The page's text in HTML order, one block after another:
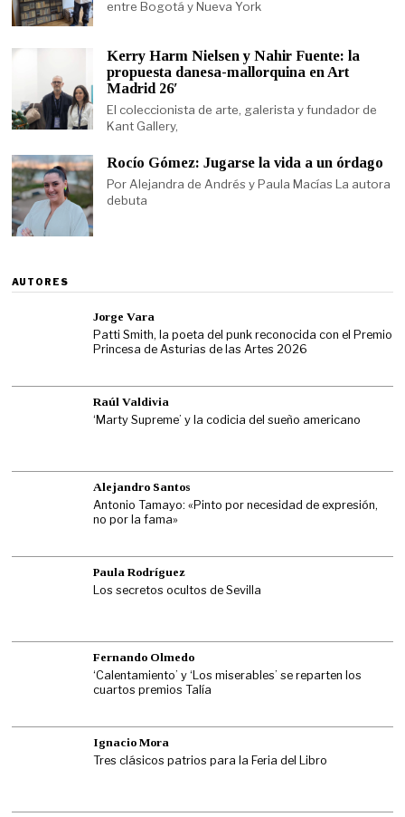
entre Bogotá y Nueva York
Kerry Harm Nielsen y Nahir Fuente: la
propuesta danesa-mallorquina en Art
Madrid 26′
El coleccionista de arte, galerista y fundador de
Kant Gallery,
Rocío Gómez: Jugarse la vida a un órdago
Por Alejandra de Andrés y Paula Macías La autora
debuta
AUTORES
Jorge Vara
Patti Smith, la poeta del punk reconocida con el Premio
Princesa de Asturias de las Artes 2026
Raúl Valdivia
‘Marty Supreme’ y la codicia del sueño americano
Alejandro Santos
Antonio Tamayo: «Pinto por necesidad de expresión,
no por la fama»
Paula Rodríguez
Los secretos ocultos de Sevilla
Fernando Olmedo
‘Calentamiento’ y ‘Los miserables’ se reparten los
cuartos premios Talía
Ignacio Mora
Tres clásicos patrios para la Feria del Libro